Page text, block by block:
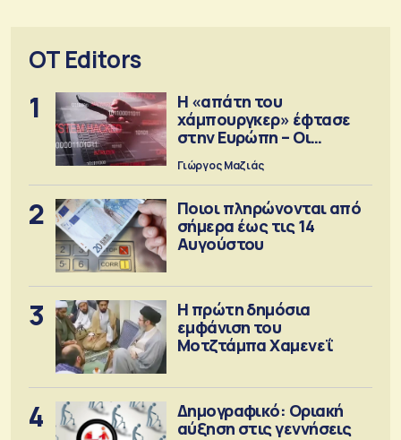
OT Editors
1
Η «απάτη του
χάμπουργκερ» έφτασε
στην Ευρώπη – Οι
προειδοποιήσεις
Γιώργος Μαζιάς
2
Ποιοι πληρώνονται από
σήμερα έως τις 14
Αυγούστου
3
Η πρώτη δημόσια
εμφάνιση του
Μοτζτάμπα Χαμενεΐ
4
Δημογραφικό: Οριακή
αύξηση στις γεννήσεις